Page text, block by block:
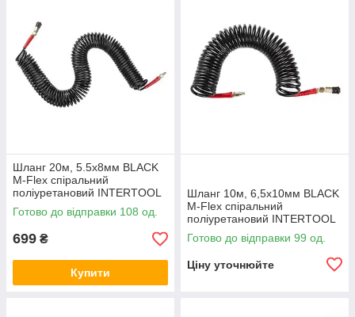
Шланг 20м, 5.5х8мм BLACK
M-Flex спіральний
поліуретановий INTERTOOL
[PT-1792]
Готово до відправки 108 од.
699 ₴
Купити
Шланг 10м, 6,5х10мм BLACK
M-Flex спіральний
поліуретановий INTERTOOL
[PT-1793]
Готово до відправки 99 од.
Ціну уточнюйте